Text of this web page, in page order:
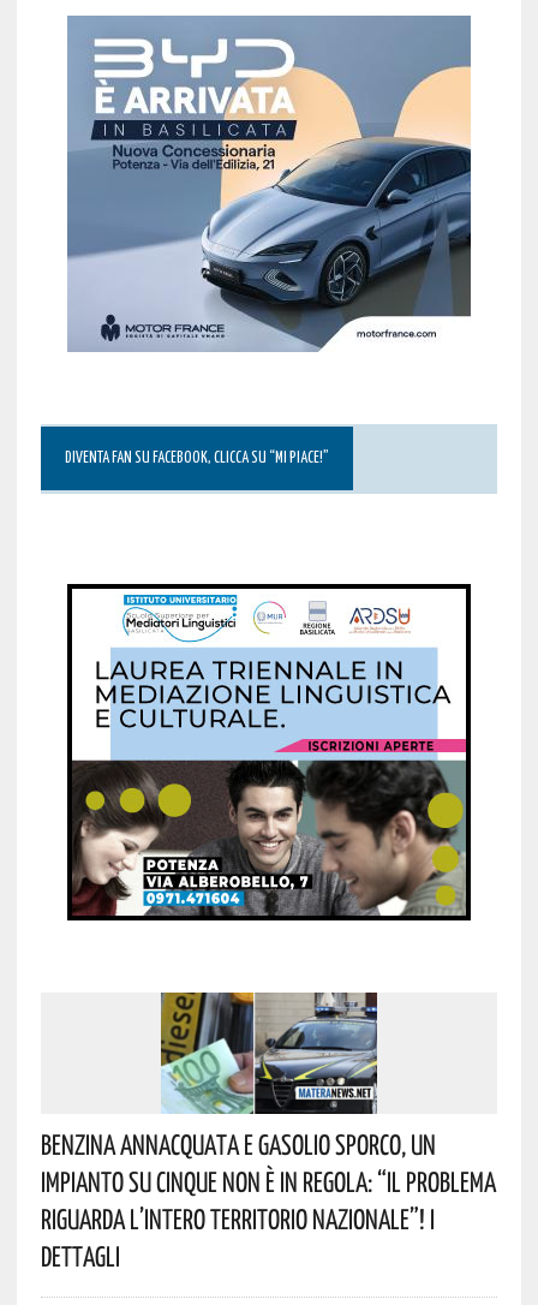
DIVENTA FAN SU FACEBOOK, CLICCA SU “MI PIACE!”
Benzina Annacquata E Gasolio Sporco, Un
Impianto Su Cinque Non È In Regola: “il Problema
Riguarda L’intero Territorio Nazionale”! I
Dettagli